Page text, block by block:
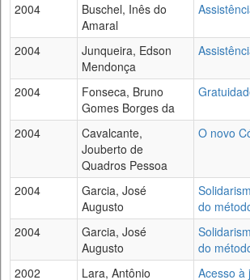
2004
Buschel, Inês do
Amaral
2004
Junqueira, Edson
Mendonça
2004
Fonseca, Bruno
Gomes Borges da
2004
Cavalcante,
Jouberto de
Quadros Pessoa
O novo
2004
Garcia, José
Augusto
do
2004
Garcia, José
Augusto
do
2002
Lara, Antônio Acesso à